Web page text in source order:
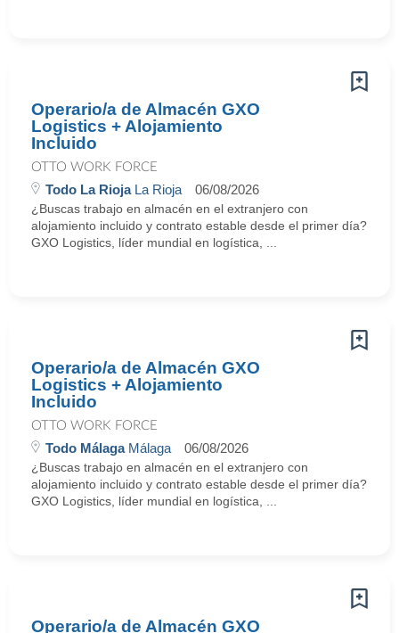
Operario/a de Almacén GXO
Logistics + Alojamiento
Incluido
OTTO WORK FORCE
Todo La RiojaLa Rioja 06/08/2026
¿Buscas trabajo en almacén en el extranjero con
alojamiento incluido y contrato estable desde el primer día?
GXO Logistics, líder mundial en logística, ...
Operario/a de Almacén GXO
Logistics + Alojamiento
Incluido
OTTO WORK FORCE
Todo MálagaMálaga 06/08/2026
¿Buscas trabajo en almacén en el extranjero con
alojamiento incluido y contrato estable desde el primer día?
GXO Logistics, líder mundial en logística, ...
Operario/a de Almacén GXO